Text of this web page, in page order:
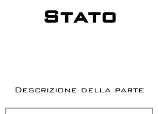
Stato
Descrizione della parte